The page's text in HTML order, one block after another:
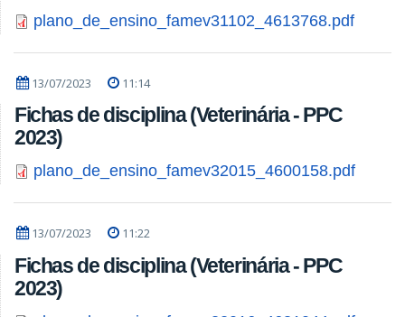
plano_de_ensino_famev31102_4613768.pdf
13/07/2023 11:14
Fichas de disciplina (Veterinária - PPC
2023)
plano_de_ensino_famev32015_4600158.pdf
13/07/2023 11:22
Fichas de disciplina (Veterinária - PPC
2023)